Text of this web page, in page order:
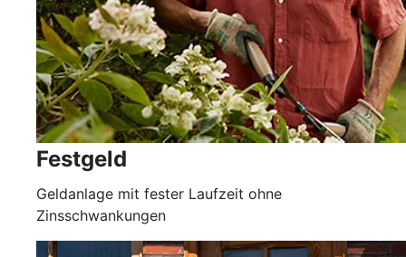
Festgeld
Geldanlage mit fester Laufzeit ohne
Zinsschwankungen